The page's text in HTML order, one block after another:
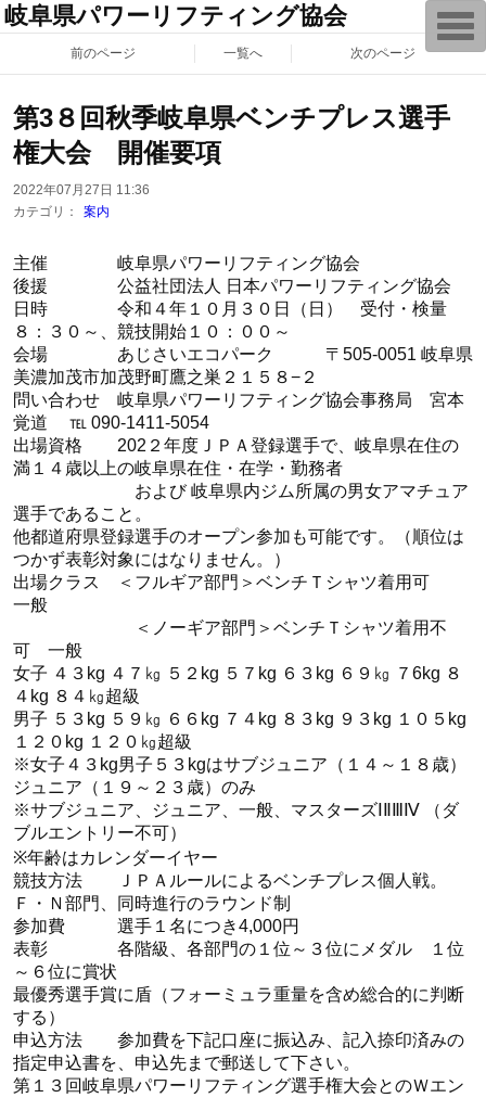
岐阜県パワーリフティング協会
前のページ 一覧へ 次のページ
第3８回秋季岐阜県ベンチプレス選手
権大会 開催要項
2022年07月27日 11:36
カテゴリ：
案内
主催 岐阜県パワーリフティング協会
後援 公益社団法人 日本パワーリフティング協会
日時 令和４年１０月３０日（日） 受付・検量
８：３０～、競技開始１０：００～
会場 あじさいエコパーク 〒505-0051 岐阜県
美濃加茂市加茂野町鷹之巣２１５８−２
問い合わせ 岐阜県パワーリフティング協会事務局 宮本
覚道 ℡ 090-1411-5054
出場資格 202２年度ＪＰＡ登録選手で、岐阜県在住の
満１４歳以上の岐阜県在住・在学・勤務者
および 岐阜県内ジム所属の男女アマチュア
選手であること。
他都道府県登録選手のオープン参加も可能です。（順位は
つかず表彰対象にはなりません。）
出場クラス ＜フルギア部門＞ベンチＴシャツ着用可
一般
＜ノーギア部門＞ベンチＴシャツ着用不
可 一般
女子 ４３kg ４７㎏ ５２kg ５７kg ６３kg ６９㎏ ７6kg ８
４kg ８４㎏超級
男子 ５３kg ５９㎏ ６６kg ７４kg ８３kg ９３kg １０５kg
１２０kg １２０㎏超級
※女子４３kg男子５３kgはサブジュニア（１４～１８歳）
ジュニア（１９～２３歳）のみ
※サブジュニア、ジュニア、一般、マスターズⅠⅡⅢⅣ （ダ
ブルエントリー不可）
※年齢はカレンダーイヤー
競技方法 ＪＰＡルールによるベンチプレス個人戦。
Ｆ・Ｎ部門、同時進行のラウンド制
参加費 選手１名につき4,000円
表彰 各階級、各部門の１位～３位にメダル １位
～６位に賞状
最優秀選手賞に盾（フォーミュラ重量を含め総合的に判断
する）
申込方法 参加費を下記口座に振込み、記入捺印済みの
指定申込書を、申込先まで郵送して下さい。
第１３回岐阜県パワーリフティング選手権大会とのＷエン
T
o
g